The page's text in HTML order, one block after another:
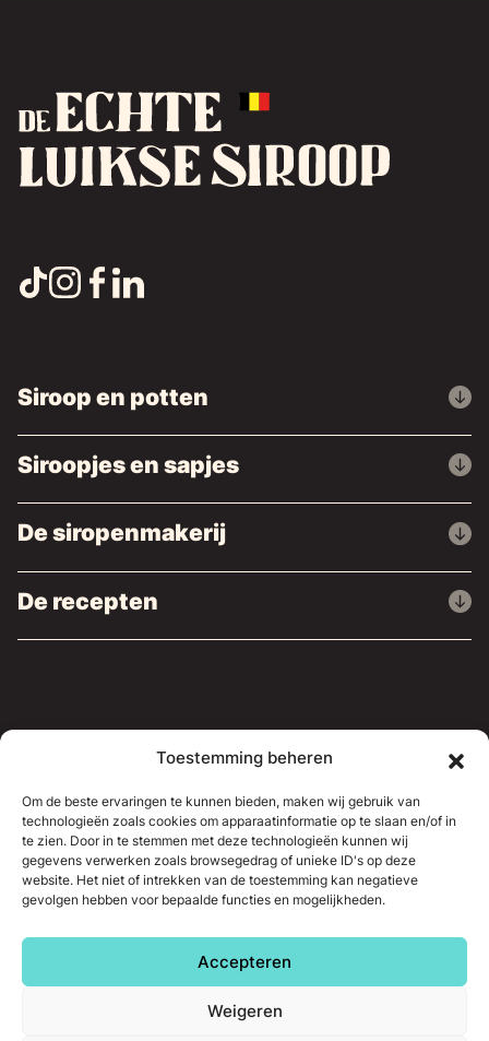
Toestemming beheren
Om de beste ervaringen te kunnen bieden, maken wij gebruik van
technologieën zoals cookies om apparaatinformatie op te slaan en/of in
te zien. Door in te stemmen met deze technologieën kunnen wij
gegevens verwerken zoals browsegedrag of unieke ID's op deze
website. Het niet of intrekken van de toestemming kan negatieve
gevolgen hebben voor bepaalde functies en mogelijkheden.
Accepteren
Weigeren
Siroop en potten
Siroopjes en sapjes
De siropenmakerij
De recepten
Neem contact op
© 2026 - Siroop uit Luik.Website en
webmarketingstrategie gerealiseerd door LOCALISY